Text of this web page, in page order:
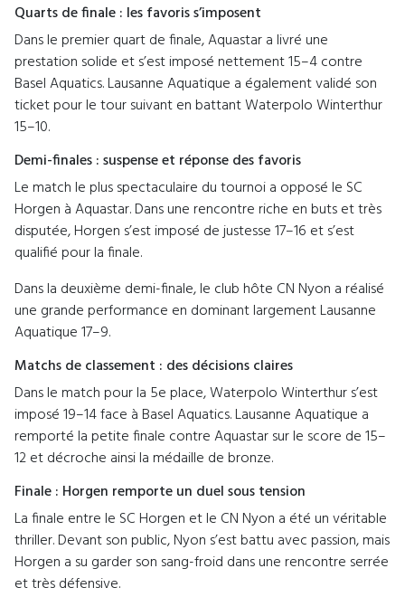
Quarts de finale : les favoris s’imposent
Dans le premier quart de finale, Aquastar a livré une
prestation solide et s’est imposé nettement 15–4 contre
Basel Aquatics. Lausanne Aquatique a également validé son
ticket pour le tour suivant en battant Waterpolo Winterthur
15–10.
Demi-finales : suspense et réponse des favoris
Le match le plus spectaculaire du tournoi a opposé le SC
Horgen à Aquastar. Dans une rencontre riche en buts et très
disputée, Horgen s’est imposé de justesse 17–16 et s’est
qualifié pour la finale.
Dans la deuxième demi-finale, le club hôte CN Nyon a réalisé
une grande performance en dominant largement Lausanne
Aquatique 17–9.
Matchs de classement : des décisions claires
Dans le match pour la 5e place, Waterpolo Winterthur s’est
imposé 19–14 face à Basel Aquatics. Lausanne Aquatique a
remporté la petite finale contre Aquastar sur le score de 15–
12 et décroche ainsi la médaille de bronze.
Finale : Horgen remporte un duel sous tension
La finale entre le SC Horgen et le CN Nyon a été un véritable
thriller. Devant son public, Nyon s’est battu avec passion, mais
Horgen a su garder son sang-froid dans une rencontre serrée
et très défensive.